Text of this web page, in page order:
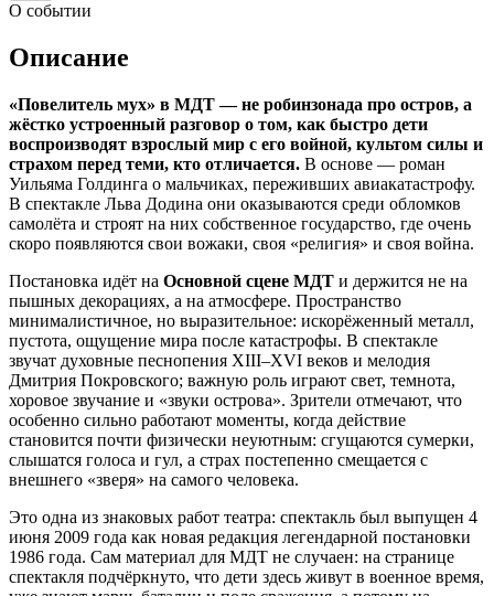
О событии
Описание
«Повелитель мух» в МДТ — не робинзонада про остров, а
жёстко устроенный разговор о том, как быстро дети
воспроизводят взрослый мир с его войной, культом силы и
страхом перед теми, кто отличается. В основе — роман
Уильяма Голдинга о мальчиках, переживших авиакатастрофу.
В спектакле Льва Додина они оказываются среди обломков
самолёта и строят на них собственное государство, где очень
скоро появляются свои вожаки, своя «религия» и своя война.
Постановка идёт на Основной сцене МДТ и держится не на
пышных декорациях, а на атмосфере. Пространство
минималистичное, но выразительное: искорёженный металл,
пустота, ощущение мира после катастрофы. В спектакле
звучат духовные песнопения XIII–XVI веков и мелодия
Дмитрия Покровского; важную роль играют свет, темнота,
хоровое звучание и «звуки острова». Зрители отмечают, что
особенно сильно работают моменты, когда действие
становится почти физически неуютным: сгущаются сумерки,
слышатся голоса и гул, а страх постепенно смещается с
внешнего «зверя» на самого человека.
Это одна из знаковых работ театра: спектакль был выпущен 4
июня 2009 года как новая редакция легендарной постановки
1986 года. Сам материал для МДТ не случаен: на странице
спектакля подчёркнуто, что дети здесь живут в военное время,